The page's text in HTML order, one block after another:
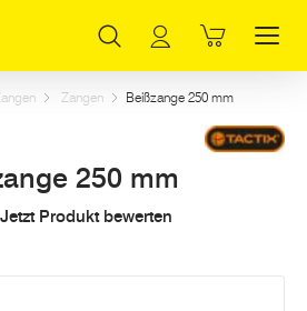
Zangen Beißzange 250 mm
250 mm
Jetzt Produkt bewerten